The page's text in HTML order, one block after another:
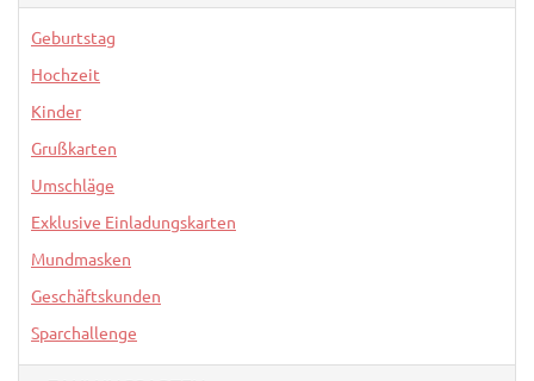
Geburtstag
Hochzeit
Kinder
Grußkarten
Umschläge
Exklusive Einladungskarten
Mundmasken
Geschäftskunden
Sparchallenge